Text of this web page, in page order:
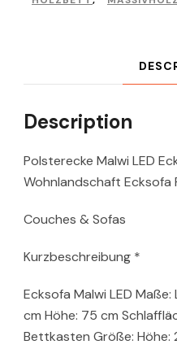
Description
Polsterecke Malwi LED
Wohnlandschaft Ecksofa
Couches & Sofas
Kurzbeschreibung *
Ecksofa Malwi LED
cm Höhe: 75 cm
Bettkasten Größe: Höhe: